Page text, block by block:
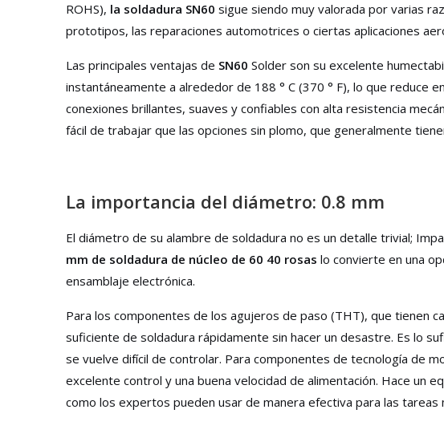
ROHS), la soldadura SN60 sigue siendo muy valorada por varias
prototipos, las reparaciones automotrices o ciertas aplicaciones
Las principales ventajas de SN60 Solder son su excelente
instantáneamente a alrededor de 188 ° C (370 ° F), lo que reduce
conexiones brillantes, suaves y confiables con alta resistencia
fácil de trabajar que las opciones sin plomo, que generalmente
La importancia del diámetro: 0.8 mm
El diámetro de su alambre de soldadura no es un detalle trivial;
mm de soldadura de núcleo de 60 40 rosas lo convierte en una
ensamblaje electrónica.
Para los componentes de los agujeros de paso (THT), que tienen
suficiente de soldadura rápidamente sin hacer un desastre. Es lo
se vuelve difícil de controlar. Para componentes de tecnología de
excelente control y una buena velocidad de alimentación. Hace un
como los expertos pueden usar de manera efectiva para las